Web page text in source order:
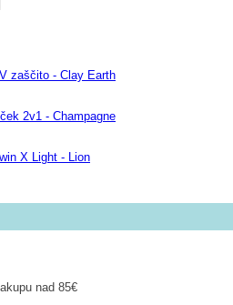
zaščito - Clay Earth
2v1 - Champagne
X Light - Lion
nad 85€